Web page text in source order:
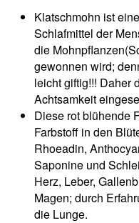
Klatschmohn ist
Schlafmittel der
die
gewonnen wird;
leicht giftig!!! Daher
Achtsamkeit
Diese rot blühende
Farbstoff in den
Rhoeadin,
Saponine und
Herz, Leber,
Magen; durch
die Lunge.